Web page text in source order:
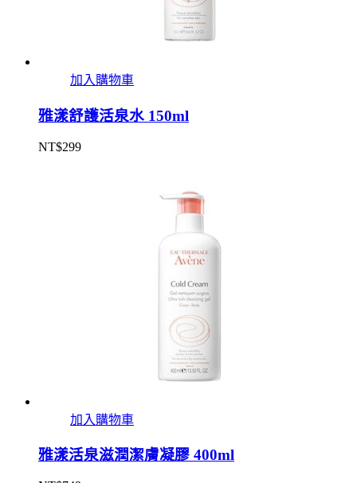
加入購物車
雅漾舒護活泉水 150ml
NT$299
加入購物車
雅漾活泉滋潤潔膚凝膠 400ml